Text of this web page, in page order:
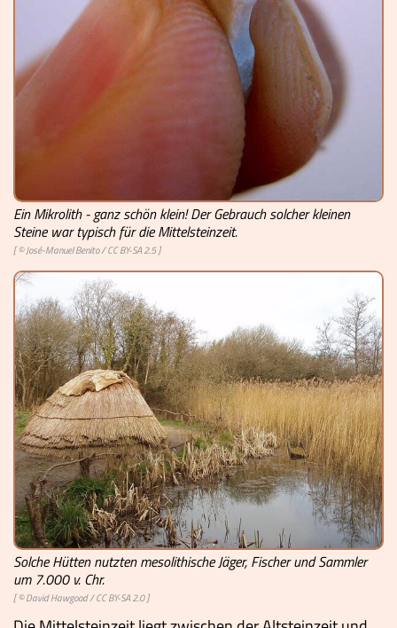
Museen
Ein Mikrolith - ganz schön klein! Der Gebrauch solcher kleinen
Steine war typisch für die Mittelsteinzeit.
[ ©José-Manuel Benito/CC BY-SA 2.5]
Solche Hütten nutzten mesolithische Jäger, Fischer und Sammler
um 7.000 v. Chr.
[ © David Hawgood /CC BY-SA 2.0]